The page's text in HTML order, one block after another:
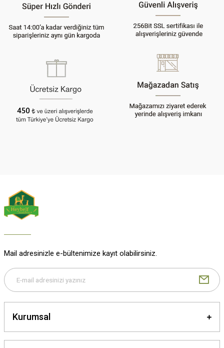
Ürün açıklamasında eksik bilgiler bulunuyor.
Ürün bilgilerinde hatalar bulunuyor.
Ürün fiyatı diğer sitelerden daha pahalı.
Mail adresinizle e-bültenimize kayıt olabilirsiniz.
Kurumsal